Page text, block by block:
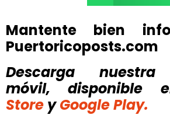
Mantente bien
Puertoricoposts.com
Descarga nuestra
móvil, disponible
Store y Google Play.